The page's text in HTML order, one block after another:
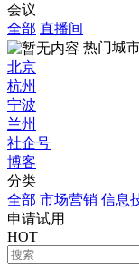
会议
全部 直播间
热门城
北京
杭州
宁波
兰州
社企号
博客
分类
全部 市场营销 信息
申请试用
HOT